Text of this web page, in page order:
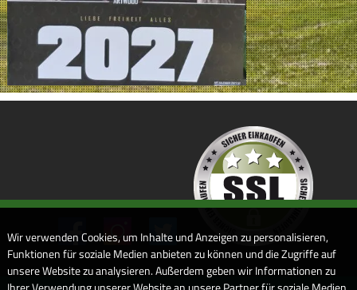
Wir verwenden Cookies, um Inhalte und Anzeigen zu personalisieren,
Funktionen für soziale Medien anbieten zu können und die Zugriffe auf
unsere Website zu analysieren. Außerdem geben wir Informationen zu